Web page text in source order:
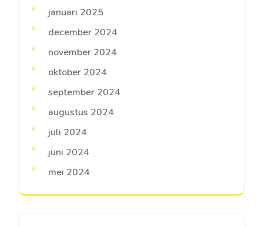
januari 2025
december 2024
november 2024
oktober 2024
september 2024
augustus 2024
juli 2024
juni 2024
mei 2024